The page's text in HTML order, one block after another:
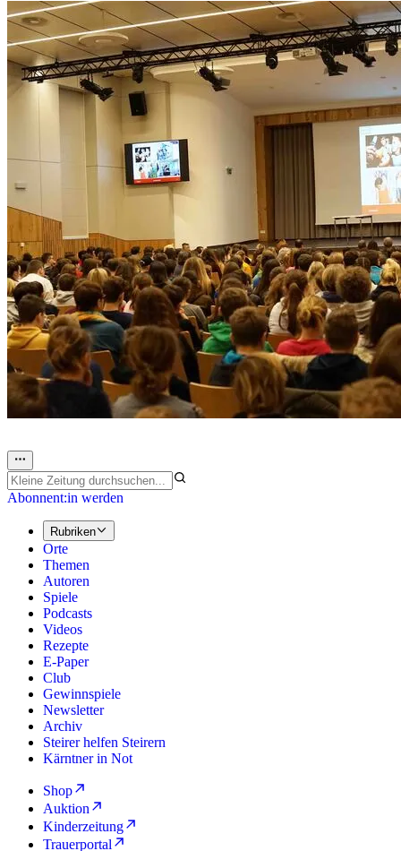
Abonnent:in werden
Rubriken
Orte
Themen
Autoren
Spiele
Podcasts
Videos
Rezepte
E-Paper
Club
Gewinnspiele
Newsletter
Archiv
Steirer helfen Steirern
Kärntner in Not
Shop
Auktion
Kinderzeitung
Trauerportal